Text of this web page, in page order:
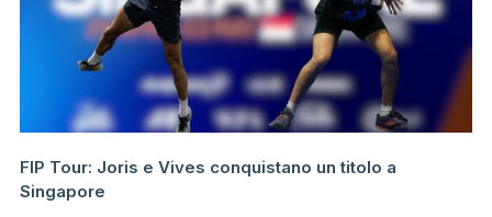
FIP Tour: Joris e Vives conquistano un titolo a
Singapore